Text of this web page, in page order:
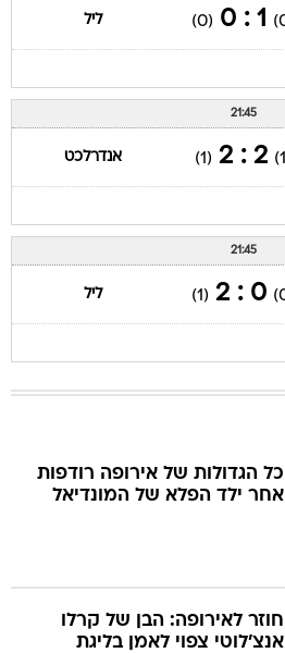
1 : 0
(0) ליל
21:45
2 : 2
(1) אנדרלכט
21:45
0 : 2
(1) ליל
כל הגדולות של אירופה רודפות
אחר ילד הפלא של המונדיאל
חוזר לאירופה: הבן של קרלו
אנצ'לוטי צפוי לאמן בליגת